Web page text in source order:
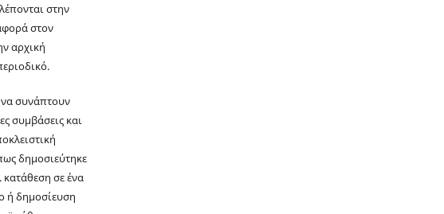
στην
στον
αρχική
συνάπτουν
συμβάσεις και
δημοσιεύτηκε
σε ένα
ή δημοσίευση